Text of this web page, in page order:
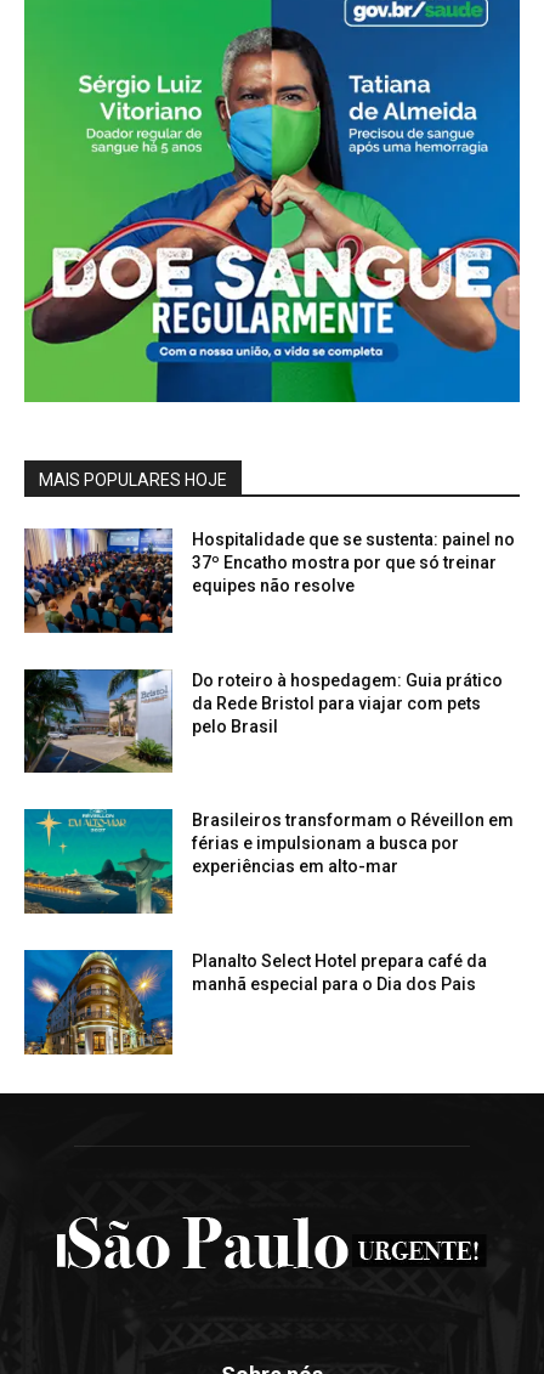
MAIS POPULARES HOJE
Hospitalidade que se sustenta: painel no
37º Encatho mostra por que só treinar
equipes não resolve
Do roteiro à hospedagem: Guia prático
da Rede Bristol para viajar com pets
pelo Brasil
Brasileiros transformam o Réveillon em
férias e impulsionam a busca por
experiências em alto-mar
Planalto Select Hotel prepara café da
manhã especial para o Dia dos Pais